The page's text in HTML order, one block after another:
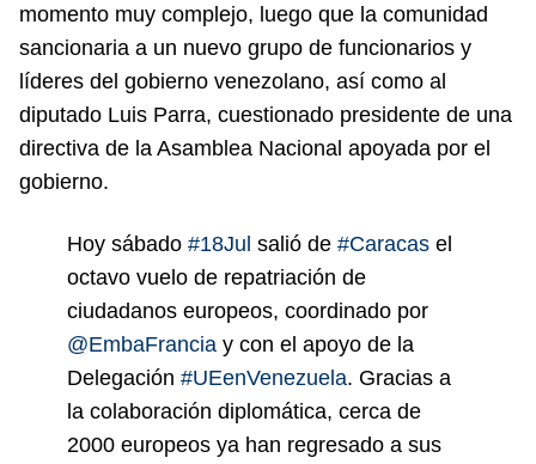
momento muy complejo, luego que la comunidad
sancionaria a un nuevo grupo de funcionarios y
líderes del gobierno venezolano, así como al
diputado Luis Parra, cuestionado presidente de una
directiva de la Asamblea Nacional apoyada por el
gobierno.
Hoy sábado #18Jul salió de #Caracas el
octavo vuelo de repatriación de
ciudadanos europeos, coordinado por
@EmbaFrancia y con el apoyo de la
Delegación #UEenVenezuela. Gracias a
la colaboración diplomática, cerca de
2000 europeos ya han regresado a sus